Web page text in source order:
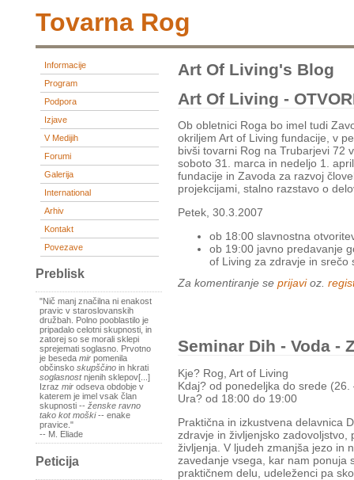
Tovarna Rog
Informacije
Program
Podpora
Izjave
V Medijih
Forumi
Galerija
International
Arhiv
Kontakt
Povezave
Preblisk
"Nič manj značilna ni enakost
pravic v staroslovanskih
družbah. Polno pooblastilo je
pripadalo celotni skupnosti, in
zatorej so se morali sklepi
sprejemati soglasno. Prvotno
je beseda mir pomenila
občinsko skupščino in hkrati
soglasnostnjenih sklepov[...]
Izraz mir odseva obdobje v
katerem je imel vsak član
skupnosti -- ženske ravno
tako kot moški-- enake
pravice."
-- M. Eliade
Peticija
Art Of Living's Blog
Art Of Living -
Ob obletnici Roga bo imel tudi
okriljem Art of Living fundacije, v
bivši tovarni Rog na Trubarjevi 72
soboto 31. marca in nedeljo 1.
fundacije in Zavoda za razvoj
projekcijami, stalno razstavo o
Petek, 30.3.2007
ob 18:00 slavnostna
ob 19:00 javno predavanje
of Living za zdravje in srečo
Za komentiranje se prijavioz.
Seminar Dih - Voda -
Kje? Rog, Art of Living
Kdaj? od ponedeljka do srede (26.
Ura? od 18:00 do 19:00
Praktična in izkustvena delavnica
zdravje in življenjsko
življenja. V ljudeh zmanjša jezo in
zavedanje vsega, kar nam ponuja
praktičnem delu, udeleženci pa